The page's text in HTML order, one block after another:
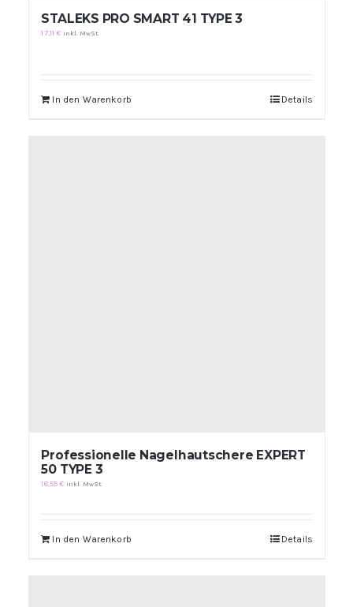
STALEKS PRO SMART 41 TYPE 3
17,11€ inkl. MwSt.
In den Warenkorb Details
Professionelle Nagelhautschere EXPERT
50 TYPE 3
18,55€ inkl. MwSt.
In den Warenkorb Details